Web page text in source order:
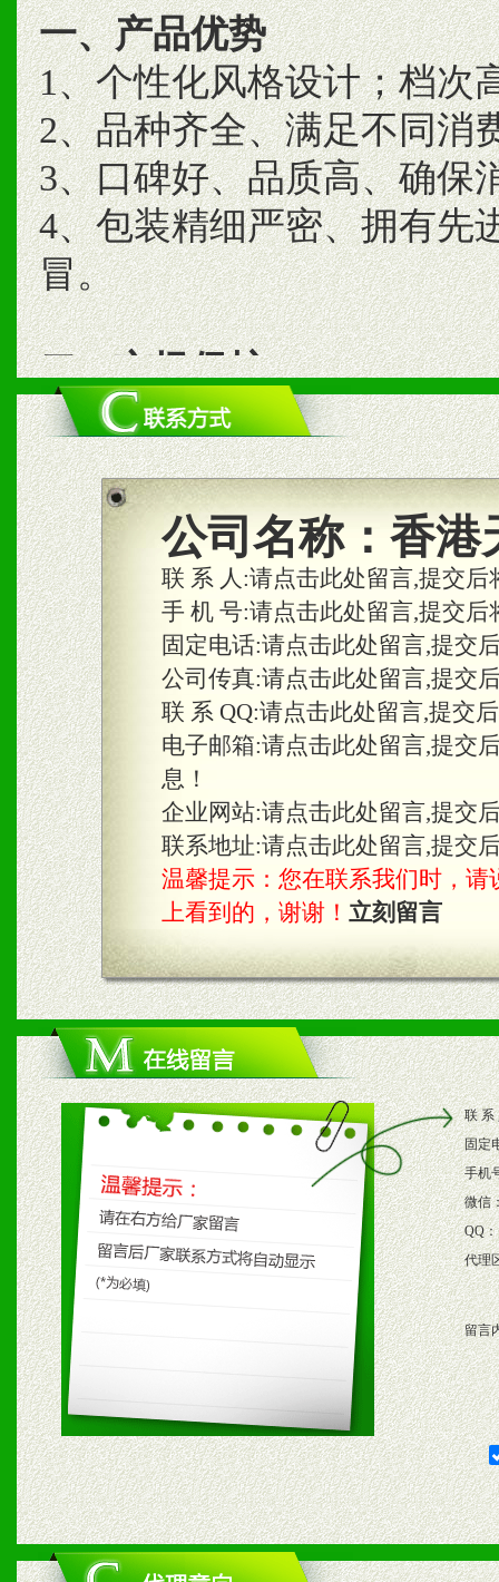
一、产品优势
1、个性化风格设计；档次
2、品种齐全、满足不同消
3、口碑好、品质高、确保
4、包装精细严密、拥有先
冒。
二、市场保护
1、统一市场价格；建立全
商利润。
2、区域独家经营；建立区
合作关系。
三、物料及媒体
1、免费提供体验及宣传彩
2、不定期在各大知名网站
知名度和影响力。
3、根据地方实际情况提供
具。
四、市场操作及支持
1、根据区域市场协助制定
2、根据具体情况公司给予
3、根据市场需要，派驻区
保产品顺利销售。
4、根据市场情况公司给予
购支持。
五、退换货制度
1、给予前期市场操作一定
2、对于临期，滞销品给予
六、服务优势
公司名称： 香港
联 系 人:请点击此处留言,提交
手 机 号:请点击此处留言,提交
固定电话:请点击此处留言,提交
公司传真:请点击此处留言,提交
联 系 QQ:请点击此处留言,提交
电子邮箱:请点击此处留言,提交
息！
企业网站:请点击此处留言,提交
联系地址:请点击此处留言,提交
温馨提示：您在联系我们时，请
上看到的，谢谢！ 立刻留言
联 系
固定
手机
微信
QQ：
代理
留言